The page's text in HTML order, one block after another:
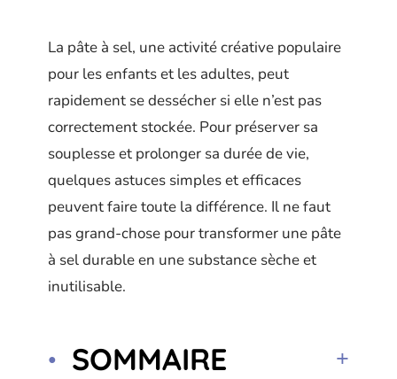
La pâte à sel, une activité créative populaire
pour les enfants et les adultes, peut
rapidement se dessécher si elle n’est pas
correctement stockée. Pour préserver sa
souplesse et prolonger sa durée de vie,
quelques astuces simples et efficaces
peuvent faire toute la différence. Il ne faut
pas grand-chose pour transformer une pâte
à sel durable en une substance sèche et
inutilisable.
SOMMAIRE